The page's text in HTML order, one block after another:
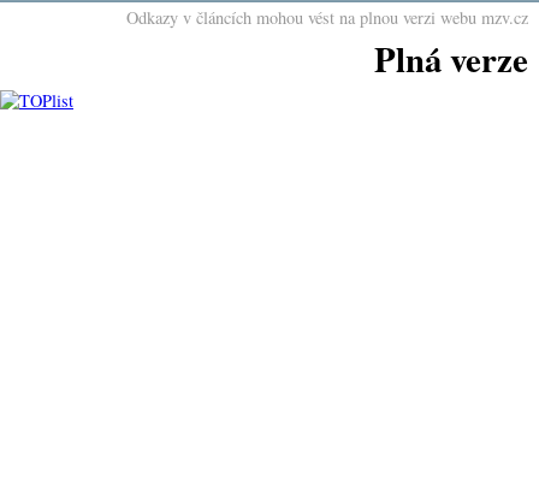
Odkazy v článcích mohou vést na plnou verzi webu mzv.cz
Plná verze